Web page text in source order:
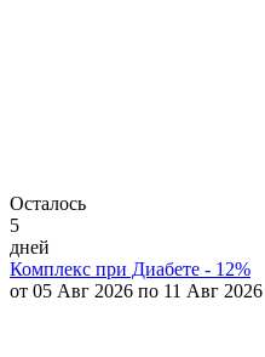
Осталось
5
дней
Комплекс при Диабете - 12%
от 05 Авг 2026 по 11 Авг 2026